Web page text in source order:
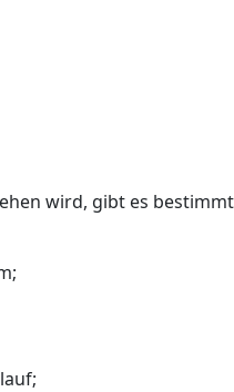
wird, gibt es